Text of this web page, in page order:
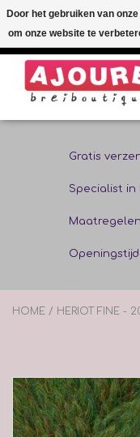
Gratis
Specialist in
Maatregelen
HOME / HERIOT FINE -
Door het gebruiken van
om onze website te